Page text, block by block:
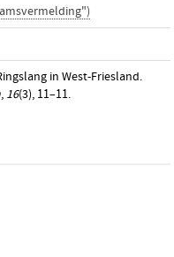
in West-Friesland.
, 16(3), 11–11.